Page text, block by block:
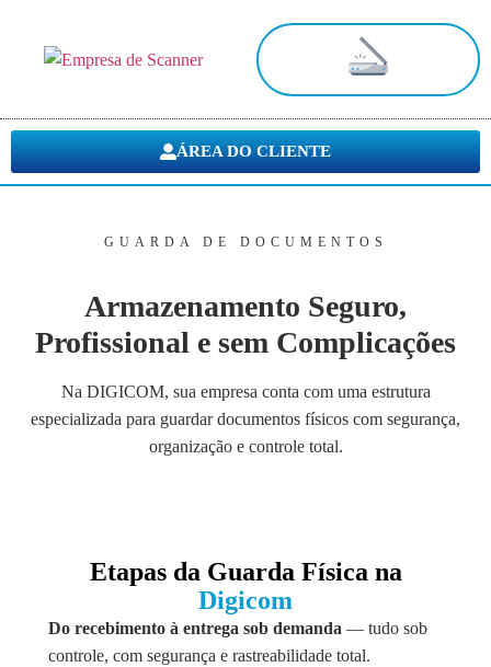
ÁREA DO CLIENTE
GUARDA DE DOCUMENTOS
Armazenamento Seguro,
Profissional e sem Complicações
Na DIGICOM, sua empresa conta com uma estrutura
especializada para guardar documentos físicos com segurança,
organização e controle total.
Etapas da Guarda Física na
Digicom
Do recebimento à entrega sob demanda — tudo sob
controle, com segurança e rastreabilidade total.